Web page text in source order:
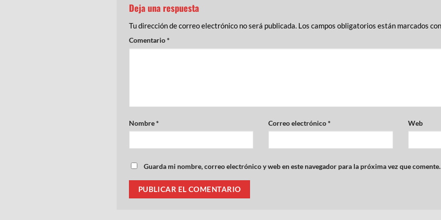
Deja una respuesta
Tu dirección de correo electrónico no será publicada. Los campos obligatorios están marcados
Comentario*
Nombre* Correo electrónico* Web
Guarda mi nombre, correo electrónico y web en este navegador para la próxima vez que comente.